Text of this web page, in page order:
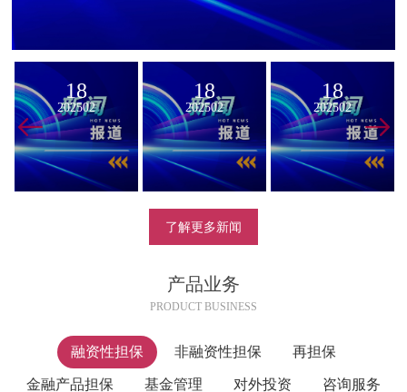
18
202502
18
202502
18
202502
了解更多新闻
产品业务
PRODUCT BUSINESS
融资性担保 非融资性担保 再担保
金融产品担保 基金管理 对外投资 咨询服务